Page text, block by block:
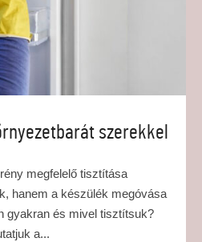
szerekkel
megfelelő tisztítása
hanem a készülék megóvása
gyakran és mivel tisztítsuk?
a...